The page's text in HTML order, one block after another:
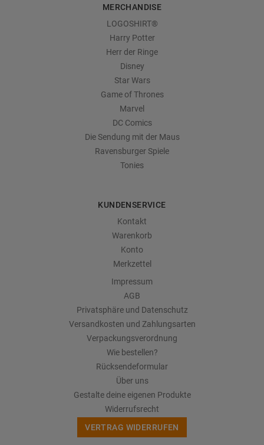
MERCHANDISE
LOGOSHIRT®
Harry Potter
Herr der Ringe
Disney
Star Wars
Game of Thrones
Marvel
DC Comics
Die Sendung mit der Maus
Ravensburger Spiele
Tonies
KUNDENSERVICE
Kontakt
Warenkorb
Konto
Merkzettel
Impressum
AGB
Privatsphäre und Datenschutz
Versandkosten und Zahlungsarten
Verpackungsverordnung
Wie bestellen?
Rücksendeformular
Über uns
Gestalte deine eigenen Produkte
Widerrufsrecht
VERTRAG WIDERRUFEN